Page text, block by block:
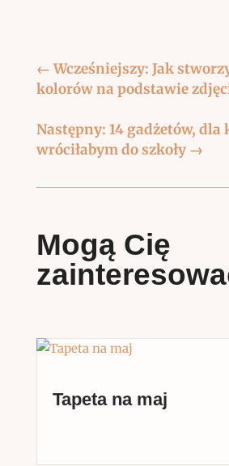
←Wcześniejszy: Jak
kolorów na podstawie
Następny: 14 gadżetów, dla
wróciłabym do szkoły→
Mogą Cię
Tapeta na maj